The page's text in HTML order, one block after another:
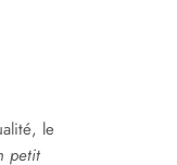
le
petit